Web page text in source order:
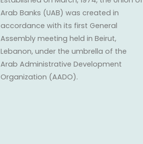
Arab Banks (UAB) was created in
accordance with its first General
Assembly meeting held in Beirut,
Lebanon, under the umbrella of the
Arab Administrative Development
Organization (AADO).